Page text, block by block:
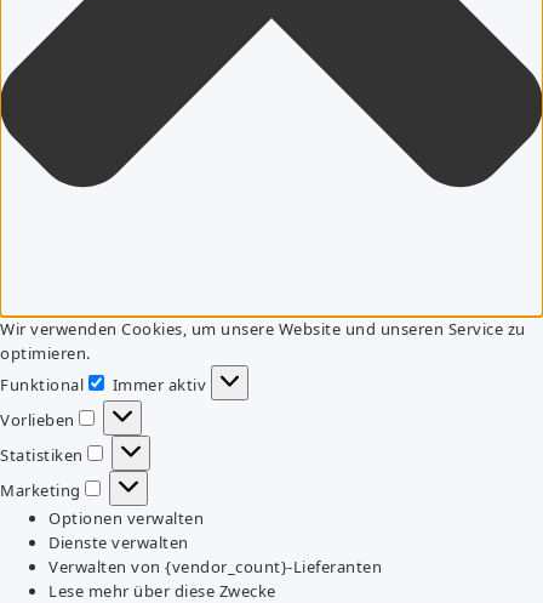
Wir verwenden Cookies, um unsere Website und unseren Service zu
optimieren.
Funktional
Funktional
Immer aktiv
Vorlieben
Vorlieben
Statistiken
Statistiken
Marketing
Marketing
Optionen verwalten
Dienste verwalten
Verwalten von {vendor_count}-Lieferanten
Lese mehr über diese Zwecke